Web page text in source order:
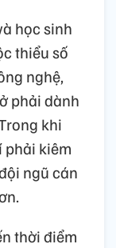
học sinh
thiểu số
nghệ,
phải dành
khi
phải kiêm
ngũ cán
thời điểm